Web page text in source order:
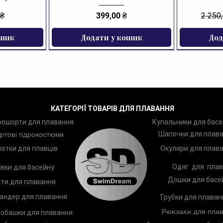
Ціна
399,00 ₴
Додати у кошик
2
КАТЕГОРІЇ ТОВАРІВ ДЛЯ ПЛАВАННЯ
для плавання
гідрокостюми
для плавців
Купальники для
Шапочки для
Окуляри для
для басейну
для плавання
Одяг для
Дошки для
для плавання
для плавання
Трубки для
Рюкзаки для